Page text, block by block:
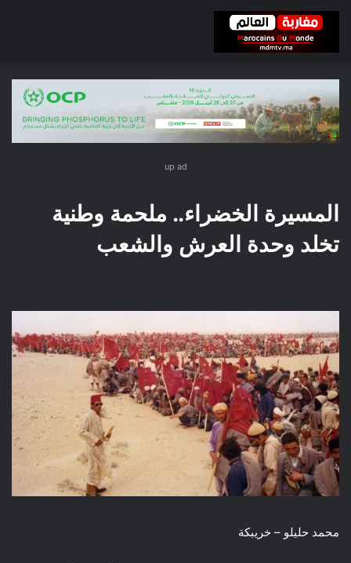
up ad
المسيرة الخضراء.. ملحمة وطنية
تخلد وحدة العرش والشعب
محمد حليلو – خريبكة